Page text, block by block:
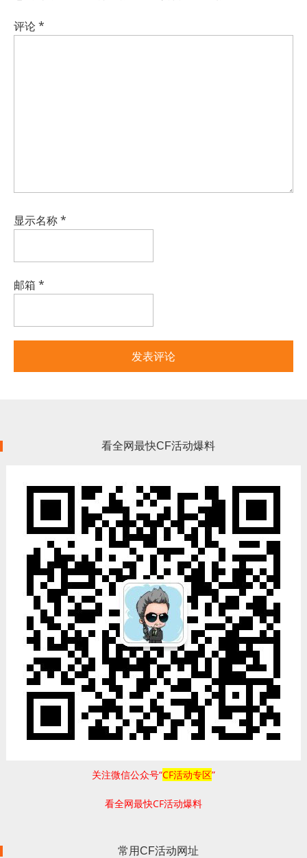
评论*
显示名称*
邮箱 *
看全网最快CF活动爆料
关注微信公众号“CF活动专区”
看全网最快CF活动爆料
常用CF活动网址